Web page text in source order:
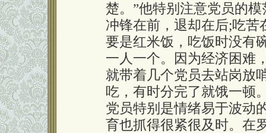
楚。”他特别注意党员的
冲锋在前，退却在后;吃
要是红米饭，吃饭时没有
一人一个。因为经济困难
就带着几个党员去站岗放
吃，有时分完了就饿一顿
党员特别是情绪易于波动
育也抓得很紧很及时。在